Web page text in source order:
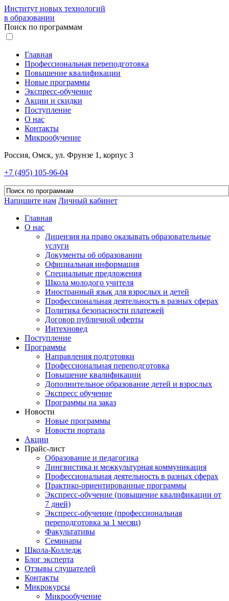
Институт новых технологий
в образовании
Поиск по программам
Главная
Профессиональная переподготовка
Повышение квалификации
Новые программы
Экспресс-обучение
Акции и скидки
Поступление
О нас
Контакты
Микрообучение
Россия, Омск, ул. Фрунзе 1, корпус 3
+7 (495) 105-96-04
Напишите нам Личный кабинет
Главная
О нас
Лицензия на право оказывать образовательные
услуги
Документы об образовании
Официальная информация
Специальные предложения
Школа молодого учителя
Иностранный язык для взрослых и детей
Профессиональная деятельность в разных сферах
Политика безопасности платежей
Договор публичной оферты
Интехновед
Поступление
Программы
Направления подготовки
Профессиональная переподготовка
Повышение квалификации
Дополнительное образование детей и взрослых
Экспресс обучение
Программы на заказ
Новости
Новые программы
Новости портала
Акции
Прайс-лист
Образование и педагогика
Лингвистика и межкультурная коммуникация
Профессиональная деятельность в разных сферах
Практико-ориентированные программы
Экспресс-обучение (повышение квалификации от
7 дней)
Экспресс-обучение (профессиональная
переподготовка за 1 месяц)
Факультативы
Семинары
Школа-Колледж
Блог эксперта
Отзывы слушателей
Контакты
Микрокурсы
Микрообучение